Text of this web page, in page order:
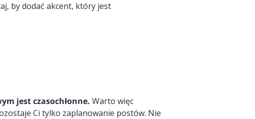
by dodać akcent, który jest
jest czasochłonne. Warto więc
Ci tylko zaplanowanie postów. Nie